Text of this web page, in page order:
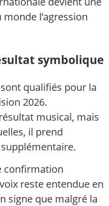
l’agression
symbolique
sont qualifiés pour la
2026.
musical, mais
il prend
confirmation
reste entendue en
signe que malgré la